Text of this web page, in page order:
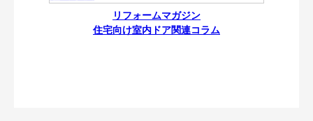
リフォームマガジン
住宅向け室内ドア関連コラム